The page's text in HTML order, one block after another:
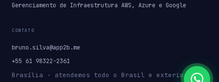
Gerenciamento de Infraestrutura AWS, Azure e Google
CONTATO
bruno.silva@app2b.me
+55 61 98322-2361
Brasília · atendemos todo o Brasil e exterior